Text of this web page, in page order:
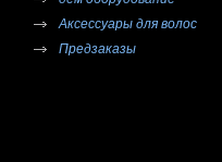
Аксессуары для волос
Предзаказы